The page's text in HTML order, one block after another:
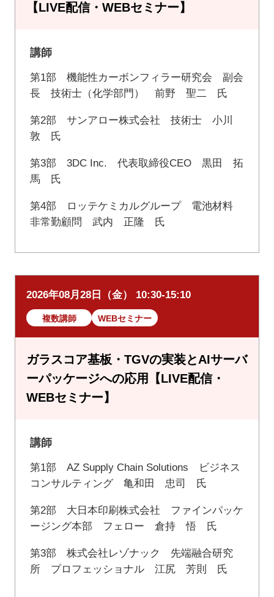
【LIVE配信・WEBセミナー】
講師
第1部 機能性カーボンフィラー研究会 副会
長 技術士（化学部門） 前野 聖二 氏
第2部 サンアロー株式会社 技術士 小川
敦 氏
第3部 3DC Inc. 代表取締役CEO 黒田 拓
馬 氏
第4部 ロッテケミカルグループ 電池材料
非常勤顧問 武内 正隆 氏
2026年08月28日（金） 10:30-15:10
複数講師 WEBセミナー
ガラスコア基板・TGVの実装とAIサーバ
ーパッケージへの応用【LIVE配信・
WEBセミナー】
講師
第1部 AZ Supply Chain Solutions ビジネス
コンサルティング 亀和田 忠司 氏
第2部 大日本印刷株式会社 ファインパッケ
ージング本部 フェロー 倉持 悟 氏
第3部 株式会社レゾナック 先端融合研究
所 プロフェッショナル 江尻 芳則 氏